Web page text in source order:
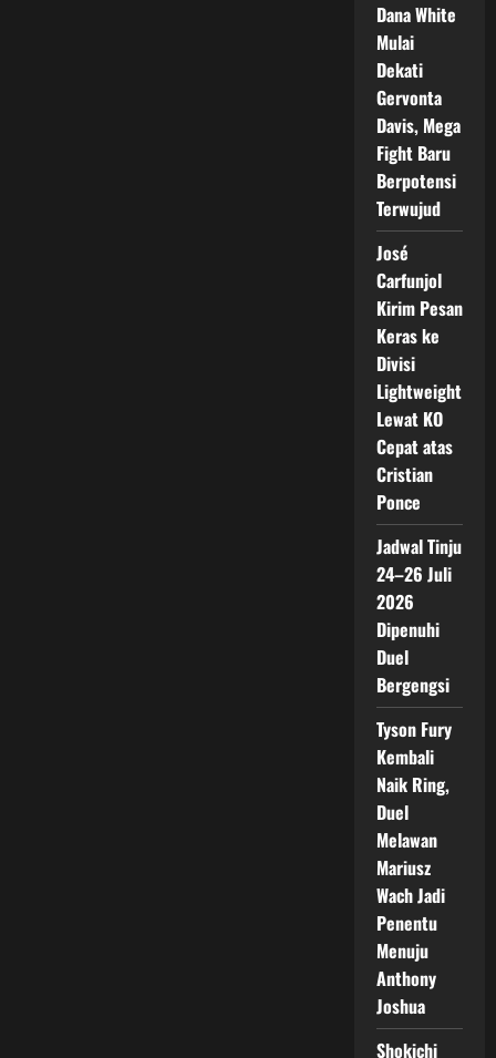
Dana White
Mulai
Dekati
Gervonta
Davis, Mega
Fight Baru
Berpotensi
Terwujud
José
Carfunjol
Kirim Pesan
Keras ke
Divisi
Lightweight
Lewat KO
Cepat atas
Cristian
Ponce
Jadwal Tinju
24–26 Juli
2026
Dipenuhi
Duel
Bergengsi
Tyson Fury
Kembali
Naik Ring,
Duel
Melawan
Mariusz
Wach Jadi
Penentu
Menuju
Anthony
Joshua
Shokichi